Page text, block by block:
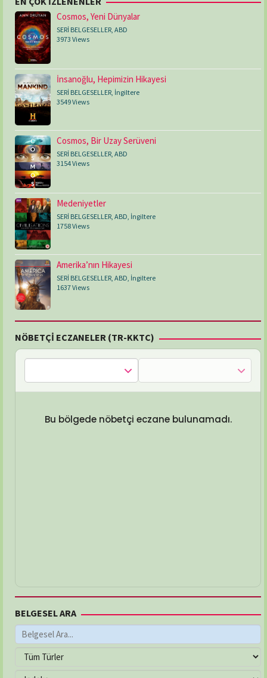
Cosmos, Yeni Dünyalar
SERİ BELGESELLER, ABD
3973 Views
İnsanoğlu, Hepimizin Hikayesi
SERİ BELGESELLER, İngiltere
3549 Views
Cosmos, Bir Uzay Serüveni
SERİ BELGESELLER ABD
3154 Views
Medeniyetler
SERİ BELGESELLER, ABD, İngiltere
1758 Views
Amerika’nın Hikayesi
SERİ BELGESELLER ABD İngiltere
1637 Views
NÖBETÇİ ECZANELER (TR-KKTC)
Bu bölgede nöbetçi eczane bulunamadı.
BELGESEL ARA